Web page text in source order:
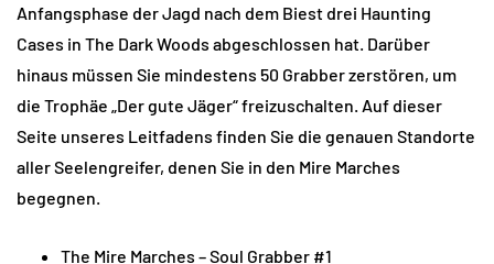
Anfangsphase der Jagd nach dem Biest drei Haunting
Cases in The Dark Woods abgeschlossen hat. Darüber
hinaus müssen Sie mindestens 50 Grabber zerstören, um
die Trophäe „Der gute Jäger“ freizuschalten. Auf dieser
Seite unseres Leitfadens finden Sie die genauen Standorte
aller Seelengreifer, denen Sie in den Mire Marches
begegnen.
The Mire Marches – Soul Grabber #1